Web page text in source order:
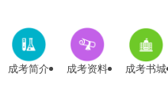
成考简介 成考资料 成考书城